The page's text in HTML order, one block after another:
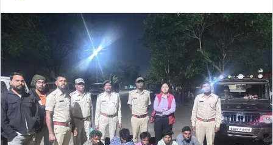
email